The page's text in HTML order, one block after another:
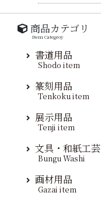
商品カテゴリ
Item Categroy
書道用品
Shodo item
篆刻用品
Tenkoku item
展示用品
Tenji item
文具・和紙工芸
Bungu Washi
画材用品
Gazai item